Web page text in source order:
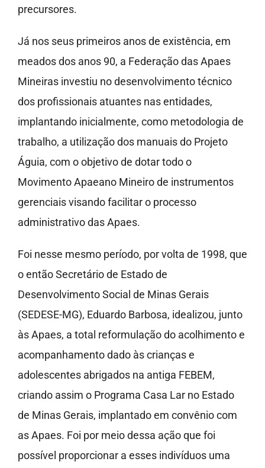
precursores.
Já nos seus primeiros anos de existência, em
meados dos anos 90, a Federação das Apaes
Mineiras investiu no desenvolvimento técnico
dos profissionais atuantes nas entidades,
implantando inicialmente, como metodologia de
trabalho, a utilização dos manuais do Projeto
Águia, com o objetivo de dotar todo o
Movimento Apaeano Mineiro de instrumentos
gerenciais visando facilitar o processo
administrativo das Apaes.
Foi nesse mesmo período, por volta de 1998, que
o então Secretário de Estado de
Desenvolvimento Social de Minas Gerais
(SEDESE-MG), Eduardo Barbosa, idealizou, junto
às Apaes, a total reformulação do acolhimento e
acompanhamento dado às crianças e
adolescentes abrigados na antiga FEBEM,
criando assim o Programa Casa Lar no Estado
de Minas Gerais, implantado em convênio com
as Apaes. Foi por meio dessa ação que foi
possível proporcionar a esses indivíduos uma